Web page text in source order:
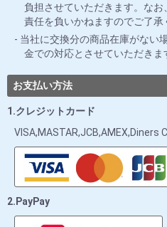
負担させていただきます。な
責任を負いかねますのでご了承
当社に交換分の商品在庫がない
金での対応とさせていただきま
お支払い方法
1.クレジットカード
VISA,MASTAR,JCB,AMEX,Diners
2.PayPay